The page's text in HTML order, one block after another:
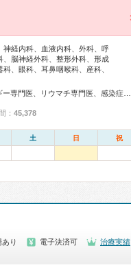
神経内科、血液内科、外科、呼
脳神経外科、整形外科、形成
、眼科、耳鼻咽喉科、産科、
45,378
土 日 祝
り 電子決済可
治療実績